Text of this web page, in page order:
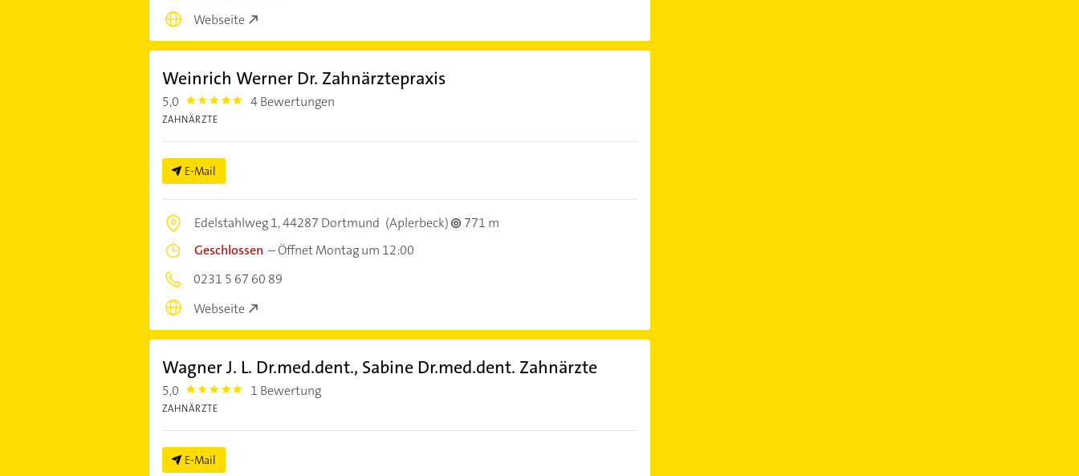
Webseite
Weinrich Werner Dr. Zahnärztepraxis
5,0 5.0 4 Bewertungen
ZAHNÄRZTE
E-Mail
Edelstahlweg 1,44287 Dortmund (Aplerbeck)
771 m
Geschlossen –Öffnet Montag um 12:00
0231 5 67 60 89
Webseite
Wagner J. L. Dr.med.dent., Sabine Dr.med.dent. Zahnärzte
5,0 5.0 1 Bewertung
ZAHNÄRZTE
E-Mail